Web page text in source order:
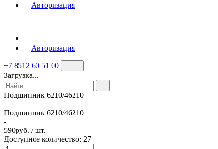
Авторизация
Авторизация
+7 8512 60 51 00
Загрузка...
Подшипник 6210/46210
Подшипник 6210/46210
-
590руб. / шт.
Доступное количество: 27